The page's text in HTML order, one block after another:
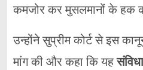
कमजोर कर मुसलमानों के हक
उन्होंने सुप्रीम कोर्ट से इस
मांग की और कहा कि यह